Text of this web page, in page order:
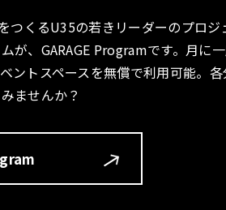
つくるU35の若きリーダーのプロ
が、GARAGE Programです。月に
ントスペースを無償で利用可能。
ませんか？